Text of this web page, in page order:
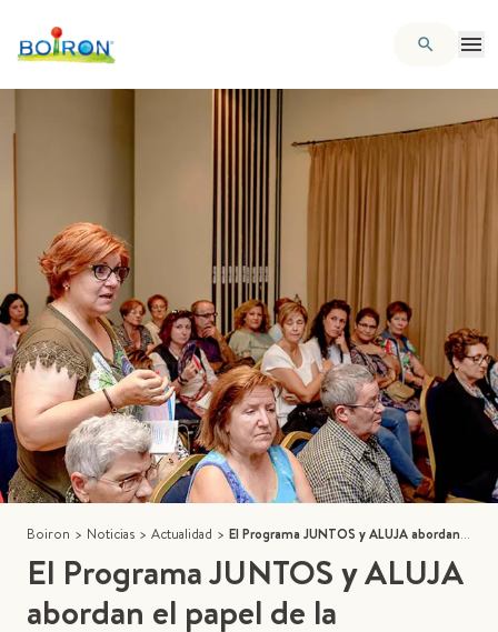
Boiron > Noticias > Actualidad > El Programa JUNTOS y ALUJA abordan el papel de la homeopatía para aliviar los síntomas del lupus
El Programa JUNTOS y ALUJA
abordan el papel de la